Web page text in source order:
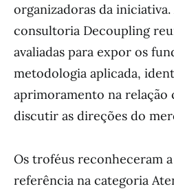
organizadoras da iniciativa.
consultoria Decoupling
avaliadas para expor os
metodologia aplicada,
aprimoramento na relação
discutir as direções do
Os troféus reconheceram
referência na categoria